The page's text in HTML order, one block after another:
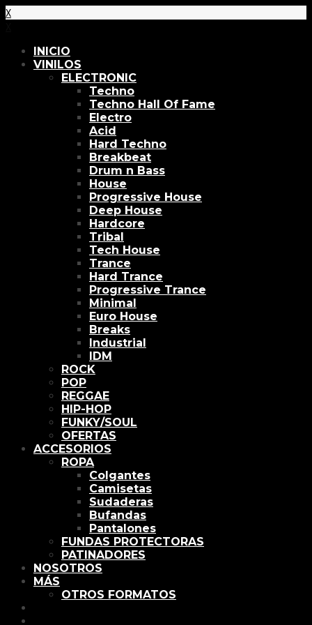
X
INICIO
VINILOS
ELECTRONIC
Techno
Techno Hall Of Fame
Electro
Acid
Hard Techno
Breakbeat
Drum n Bass
House
Progressive House
Deep House
Hardcore
Tribal
Tech House
Trance
Hard Trance
Progressive Trance
Minimal
Euro House
Breaks
Industrial
IDM
ROCK
POP
REGGAE
HIP-HOP
FUNKY/SOUL
OFERTAS
ACCESORIOS
ROPA
Colgantes
Camisetas
Sudaderas
Bufandas
Pantalones
FUNDAS PROTECTORAS
PATINADORES
NOSOTROS
MÁS
OTROS FORMATOS